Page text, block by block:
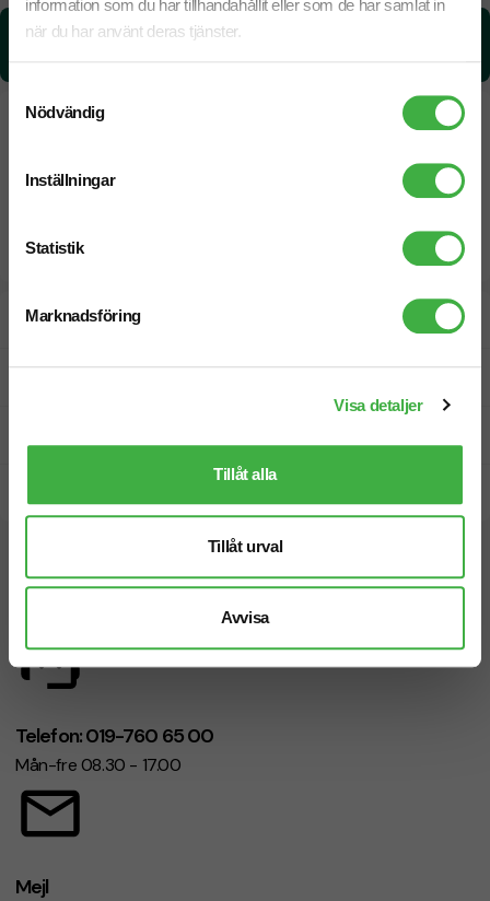
information som du har tillhandahållit eller som de har samlat in
när du har använt deras tjänster.
Nödvändig
Inställningar
Statistik
Marknadsföring
Visa detaljer
Tillåt alla
Tillåt urval
Avvisa
CO₂e -avtryck:
Designskiss inom 1 h
Vi hjälper dig gärna!
Telefon: 019-760 65 00
Mån-fre 08.30 - 17.00
Mejl